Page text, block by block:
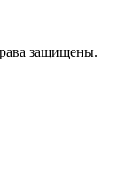
защищены.